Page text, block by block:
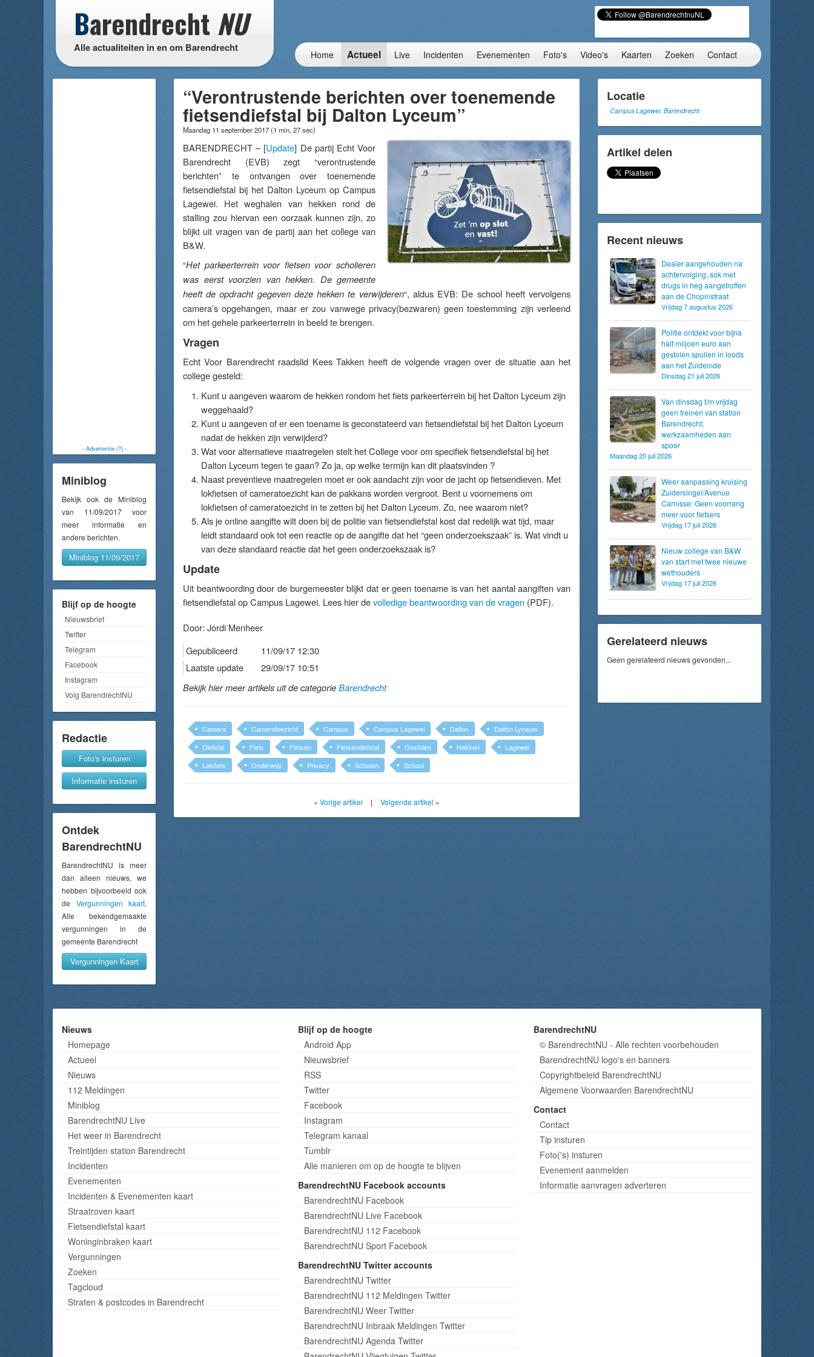
Barendrecht NU
Alle actualiteiten in en om Barendrecht
Home Actueel Live Incidenten Evenementen Foto's Video's Kaarten Zoeken Contact
- Advertentie (?)-
Miniblog
Bekijk ook de Miniblog
van 11/09/2017 voor
meer informatie en
andere berichten.
Miniblog 11/09/2017
Blijf op de hoogte
Nieuwsbrief
Twitter
Telegram
Facebook
Instagram
Volg BarendrechtNU
Redactie
Foto's insturen
Informatie insturen
Ontdek
BarendrechtNU
BarendrechtNU is meer
dan alleen nieuws, we
hebben bijvoorbeeld ook
de Vergunningen kaart.
Alle bekendgemaakte
vergunningen in de
gemeente Barendrecht
Vergunningen Kaart
“Verontrustende berichten over toenemende
fietsendiefstal bij Dalton Lyceum”
Maandag 11 september 2017(1 min, 27 sec)
BARENDRECHT – [Update] De partij Echt Voor
Barendrecht (EVB) zegt “verontrustende
berichten” te ontvangen over toenemende
fietsendiefstal bij het Dalton Lyceum op Campus
Lagewei. Het weghalen van hekken rond de
stalling zou hiervan een oorzaak kunnen zijn, zo
blijkt uit vragen van de partij aan het college van
B&W.
“Het parkeerterrein voor fietsen voor scholieren
was eerst voorzien van hekken. De gemeente
heeft de opdracht gegeven deze hekken te verwijderen“, aldus EVB: De school heeft vervolgens
camera’s opgehangen, maar er zou vanwege privacy(bezwaren) geen toestemming zijn verleend
om het gehele parkeerterrein in beeld te brengen.
Vragen
Echt Voor Barendrecht raadslid Kees Takken heeft de volgende vragen over de situatie aan het
college gesteld:
Kunt u aangeven waarom de hekken rondom het fiets parkeerterrein bij het Dalton Lyceum zijn
weggehaald?
Kunt u aangeven of er een toename is geconstateerd van fietsendiefstal bij het Dalton Lyceum
nadat de hekken zijn verwijderd?
Wat voor alternatieve maatregelen stelt het College voor om specifiek fietsendiefstal bij het
Dalton Lyceum tegen te gaan? Zo ja, op welke termijn kan dit plaatsvinden ?
Naast preventieve maatregelen moet er ook aandacht zijn voor de jacht op fietsendieven. Met
lokfietsen of cameratoezicht kan de pakkans worden vergroot. Bent u voornemens om
lokfietsen of cameratoezicht in te zetten bij het Dalton Lyceum. Zo, nee waarom niet?
Als je online aangifte wilt doen bij de politie van fietsendiefstal kost dat redelijk wat tijd, maar
leidt standaard ook tot een reactie op de aangifte dat het “geen onderzoekszaak” is. Wat vindt u
van deze standaard reactie dat het geen onderzoekszaak is?
Update
Uit beantwoording door de burgemeester blijkt dat er geen toename is van het aantal aangiften van
fietsendiefstal op Campus Lagewei. Lees hier devolledige beantwoording van de vragen (PDF).
Door: Jordi Menheer
Gepubliceerd
11/09/17 12:30
Laatste update
29/09/17 10:51
Bekijk hier meer artikels uit de categorie Barendrecht
Camera Cameratoezicht Campus Campus Lagewei Dalton
Dalton Lyceum
Diefstal
Fiets Fietsen Fietsendiefstal Gestolen Hekken
Lagewei
Lokfiets
Onderwijs Privacy Scholen School
« Vorige artikel | Volgende artikel »
Locatie
Campus Lagewei, Barendrecht
Artikel delen
Recent nieuws
Dealer aangehouden na
achtervolging, sok met
drugs in heg aangetroffen
aan de Chopinstraat
Vrijdag 7 augustus 2026
Politie ontdekt voor bijna
half miljoen euro aan
gestolen spullen in loods
aan het Zuideinde
Dinsdag 21 juli 2026
Van dinsdag t/m vrijdag
geen treinen van station
Barendrecht;
werkzaamheden aan
spoor
Maandag 20 juli 2026
Weer aanpassing kruising
Zuidersingel/Avenue
Carnisse: Geen voorrang
meer voor fietsers
Vrijdag 17 juli 2026
Nieuw college van B&W
van start met twee nieuwe
wethouders
Vrijdag 17 juli 2026
Gerelateerd nieuws
Geen gerelateerd nieuws gevonden...
Nieuws
Homepage
Actueel
Nieuws
112 Meldingen
Miniblog
BarendrechtNU Live
Het weer in Barendrecht
Treintijden station Barendrecht
Incidenten
Evenementen
Incidenten & Evenementen kaart
Straatroven kaart
Fietsendiefstal kaart
Woninginbraken kaart
Vergunningen
Zoeken
Tagcloud
Straten & postcodes in Barendrecht
Blijf op de hoogte
Android App
Nieuwsbrief
RSS
Twitter
Facebook
Instagram
Telegram kanaal
Tumblr
Alle manieren om op de hoogte te blijven
BarendrechtNU Facebook accounts
BarendrechtNU Facebook
BarendrechtNU Live Facebook
BarendrechtNU 112 Facebook
BarendrechtNU Sport Facebook
BarendrechtNU Twitter accounts
BarendrechtNU Twitter
BarendrechtNU 112 Meldingen Twitter
BarendrechtNU Weer Twitter
BarendrechtNU Inbraak Meldingen Twitter
BarendrechtNU Agenda Twitter
BarendrechtNU
© BarendrechtNU - Alle rechten voorbehouden
BarendrechtNU logo's en banners
Copyrightbeleid BarendrechtNU
Algemene Voorwaarden BarendrechtNU
Contact
Contact
Tip insturen
Foto('s) insturen
Evenement aanmelden
Informatie aanvragen adverteren